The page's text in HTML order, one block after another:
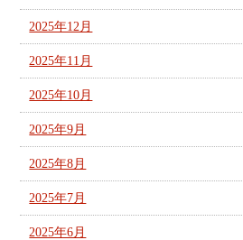
2025年12月
2025年11月
2025年10月
2025年9月
2025年8月
2025年7月
2025年6月